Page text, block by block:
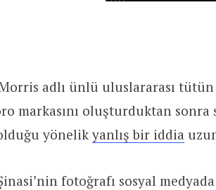
adlı ünlü uluslararası
markasını oluşturduktan sonra
yönelik yanlış bir iddia
fotoğrafı sosyal medyada